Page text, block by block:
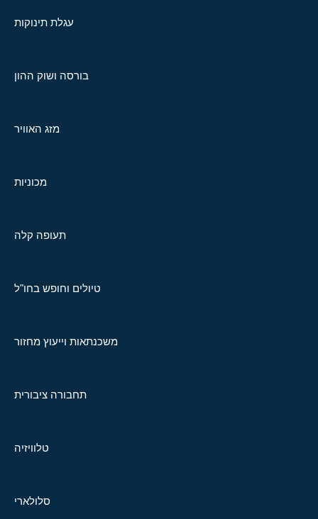
עגלת תינוקות
בורסה ושוק ההון
מזג האוויר
מכוניות
תעופה קלה
טיולים וחופש בחו"ל
משכנתאות וייעוץ מחזור
תחבורה ציבורית
טלוויזיה
סלולארי